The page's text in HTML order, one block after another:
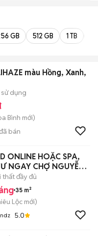
GB 512 GB 1 TB
màu Hồng, Xanh,
dụng
Bình mới)
bán
ONLINE HOẶC SPA,
NGAY CHỢ NGUYỄN
SY
thất đầy đủ
35 m²
Lộc mới)
5.0